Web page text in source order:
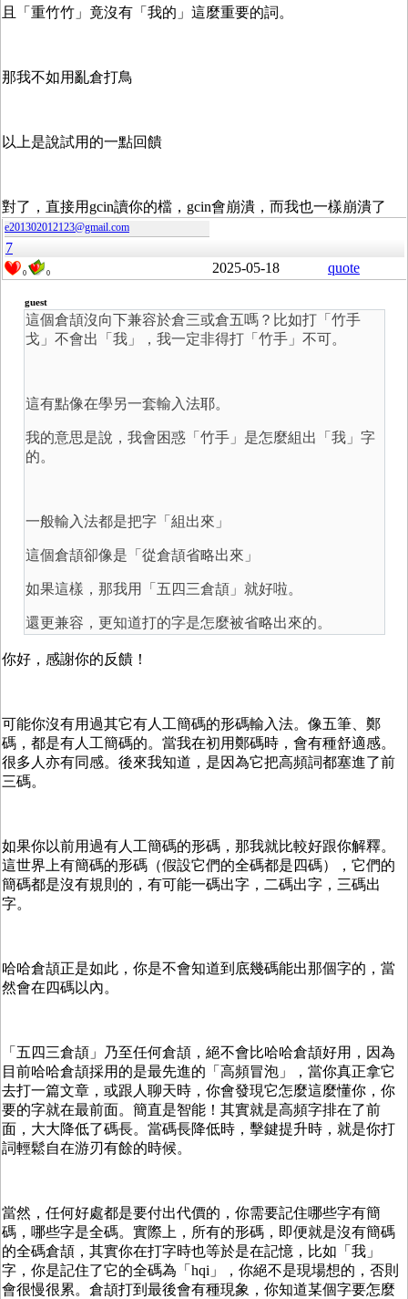
且「重竹竹」竟沒有「我的」這麼重要的詞。
那我不如用亂倉打鳥
以上是說試用的一點回饋
對了，直接用gcin讀你的檔，gcin會崩潰，而我也一樣崩潰了
e201302012123@gmail.com
7
0 0 2025-05-18 quote
guest
這個倉頡沒向下兼容於倉三或倉五嗎？比如打「竹手
戈」不會出「我」，我一定非得打「竹手」不可。
這有點像在學另一套輸入法耶。
我的意思是說，我會困惑「竹手」是怎麼組出「我」字
的。
一般輸入法都是把字「組出來」
這個倉頡卻像是「從倉頡省略出來」
如果這樣，那我用「五四三倉頡」就好啦。
還更兼容，更知道打的字是怎麼被省略出來的。
你好，感謝你的反饋！
可能你沒有用過其它有人工簡碼的形碼輸入法。像五筆、鄭
碼，都是有人工簡碼的。當我在初用鄭碼時，會有種舒適感。
很多人亦有同感。後來我知道，是因為它把高頻詞都塞進了前
三碼。
如果你以前用過有人工簡碼的形碼，那我就比較好跟你解釋。
這世界上有簡碼的形碼（假設它們的全碼都是四碼），它們的
簡碼都是沒有規則的，有可能一碼出字，二碼出字，三碼出
字。
哈哈倉頡正是如此，你是不會知道到底幾碼能出那個字的，當
然會在四碼以內。
「五四三倉頡」乃至任何倉頡，絕不會比哈哈倉頡好用，因為
目前哈哈倉頡採用的是最先進的「高頻冒泡」，當你真正拿它
去打一篇文章，或跟人聊天時，你會發現它怎麼這麼懂你，你
要的字就在最前面。簡直是智能！其實就是高頻字排在了前
面，大大降低了碼長。當碼長降低時，擊鍵提升時，就是你打
詞輕鬆自在游刃有餘的時候。
當然，任何好處都是要付出代價的，你需要記住哪些字有簡
碼，哪些字是全碼。實際上，所有的形碼，即便就是沒有簡碼
的全碼倉頡，其實你在打字時也等於是在記憶，比如「我」
字，你是記住了它的全碼為「hqi」，你絕不是現場想的，否則
會很慢很累。倉頡打到最後會有種現象，你知道某個字要怎麼